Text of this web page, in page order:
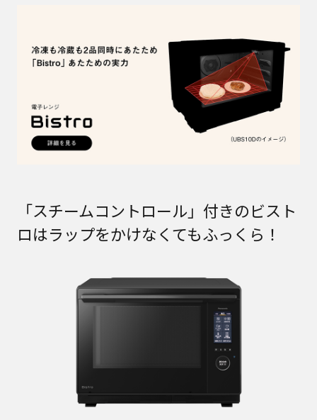
「スチームコントロール」付きのビスト
ロはラップをかけなくてもふっくら！